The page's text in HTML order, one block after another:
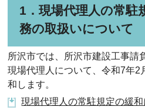
1．現場代理人の常駐
務の取扱いについて
所沢市では、所沢市建設工事請
現場代理人について、令和7年2
和します。
現場代理人の常駐規定の緩